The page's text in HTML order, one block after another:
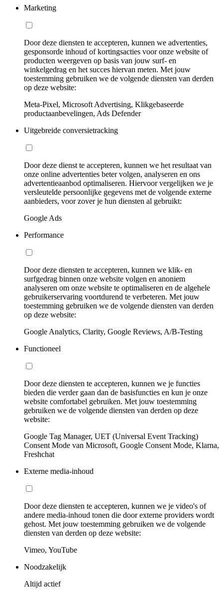
Marketing
Door deze diensten te accepteren, kunnen we advertenties,
gesponsorde inhoud of kortingsacties voor onze website of
producten weergeven op basis van jouw surf- en
winkelgedrag en het succes hiervan meten. Met jouw
toestemming gebruiken we de volgende diensten van derden
op deze website:
Meta-Pixel, Microsoft Advertising, Klikgebaseerde
productaanbevelingen, Ads Defender
Uitgebreide conversietracking
Door deze dienst te accepteren, kunnen we het resultaat van
onze online advertenties beter volgen, analyseren en ons
advertentieaanbod optimaliseren. Hiervoor vergelijken we je
versleutelde persoonlijke gegevens met de volgende externe
aanbieders, voor zover je hun diensten al gebruikt:
Google Ads
Performance
Door deze diensten te accepteren, kunnen we klik- en
surfgedrag binnen onze website volgen en anoniem
analyseren om onze website te optimaliseren en de algehele
gebruikerservaring voortdurend te verbeteren. Met jouw
toestemming gebruiken we de volgende diensten van derden
op deze website:
Google Analytics, Clarity, Google Reviews, A/B-Testing
Functioneel
Door deze diensten te accepteren, kunnen we je functies
bieden die verder gaan dan de basisfuncties en kun je onze
website comfortabel gebruiken. Met jouw toestemming
gebruiken we de volgende diensten van derden op deze
website:
Google Tag Manager, UET (Universal Event Tracking)
Consent Mode van Microsoft, Google Consent Mode, Klarna,
Freshchat
Externe media-inhoud
Door deze diensten te accepteren, kunnen we je video's of
andere media-inhoud tonen die door externe providers wordt
gehost. Met jouw toestemming gebruiken we de volgende
diensten van derden op deze website:
Vimeo, YouTube
Noodzakelijk
Altijd actief